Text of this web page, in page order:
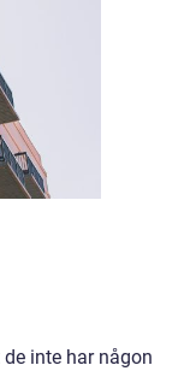
inte har någon